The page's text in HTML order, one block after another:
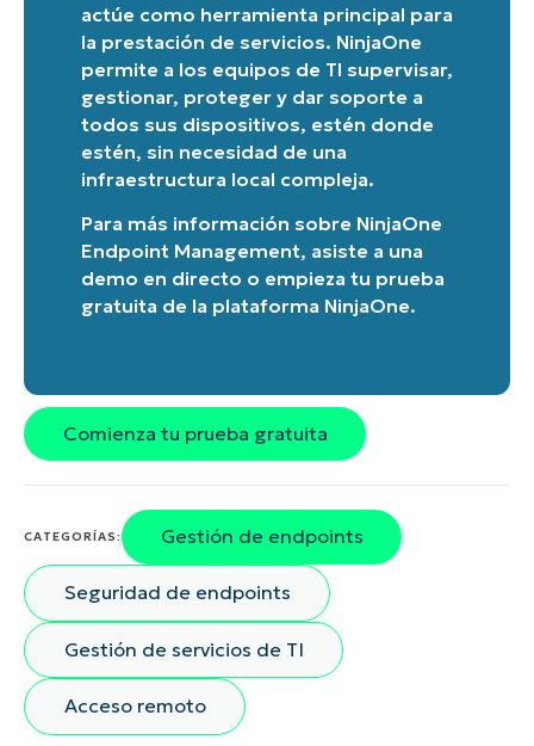
actúe como herramienta principal para
la prestación de servicios. NinjaOne
permite a los equipos de TI supervisar,
gestionar, proteger y dar soporte a
todos sus dispositivos, estén donde
estén, sin necesidad de una
infraestructura local compleja.
Para más información sobre NinjaOne
Endpoint Management, asiste a una
demo en directo o empieza tu prueba
gratuita de la plataforma NinjaOne.
Comienza tu prueba gratuita
CATEGORÍAS: Gestión de endpoints
Seguridad de endpoints
Gestión de servicios de TI
Acceso remoto